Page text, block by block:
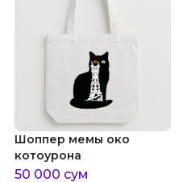
Шоппер мемы око
котоурона
50 000 сум